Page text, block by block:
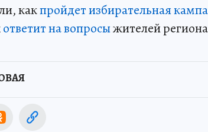
какпройдет избирательная
ответит на вопросыжителей